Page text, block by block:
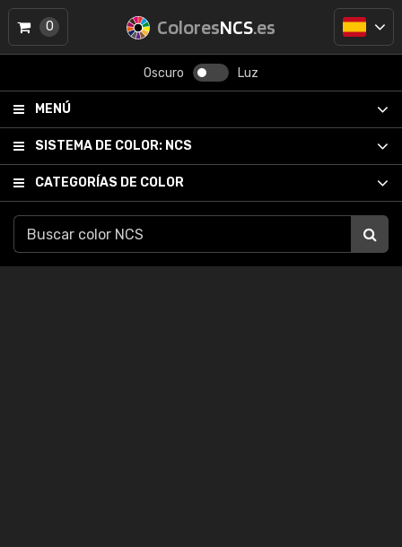
ColoresNCS.es
Oscuro Luz
MENÚ
SISTEMA DE COLOR: NCS
CATEGORÍAS DE COLOR
0